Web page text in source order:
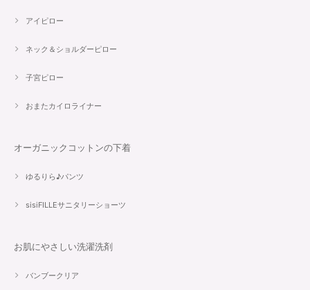
アイピロー
ネック＆ショルダーピロー
子宮ピロー
おまたカイロライナー
オーガニックコットンの下着
ゆるりら♪パンツ
sisiFILLEサニタリーショーツ
お肌にやさしい洗濯洗剤
バンブークリア